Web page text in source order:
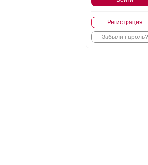
Регистрация
Забыли пароль?